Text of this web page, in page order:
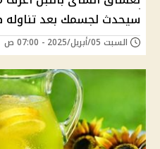
سيحدث لجسمك بعد تناوله
السبت 05/أبريل/2025 - 07:00 ص